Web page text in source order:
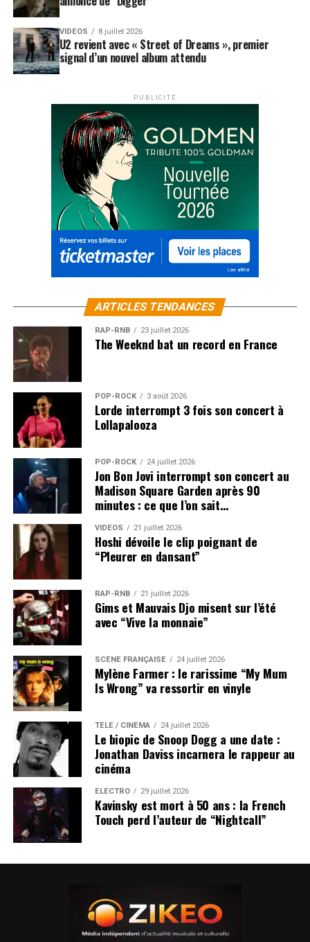
VIDEOS 8 juillet 2026
U2 revient avec « Street of Dreams », premier
signal d’un nouvel album attendu
PUBLICITÉ
ARTICLES TENDANCES
RAP-RNB 23 juillet 2026
The Weeknd bat un record en France
POP-ROCK 3 août 2026
Lorde interrompt 3 fois son concert à
Lollapalooza
POP-ROCK 24 juillet 2026
Jon Bon Jovi interrompt son concert au
Madison Square Garden après 90
minutes : ce que l’on sait…
VIDEOS 21 juillet 2026
Hoshi dévoile le clip poignant de
“Pleurer en dansant”
RAP-RNB 21 juillet 2026
Gims et Mauvais Djo misent sur l’été
avec “Vive la monnaie”
SCÈNE FRANÇAISE 24 juillet 2026
Mylène Farmer : le rarissime “My Mum
Is Wrong” va ressortir en vinyle
TÉLÉ / CINÉMA 24 juillet 2026
Le biopic de Snoop Dogg a une date :
Jonathan Daviss incarnera le rappeur au
cinéma
ÉLECTRO 29 juillet 2026
Kavinsky est mort à 50 ans : la French
Touch perd l’auteur de “Nightcall”